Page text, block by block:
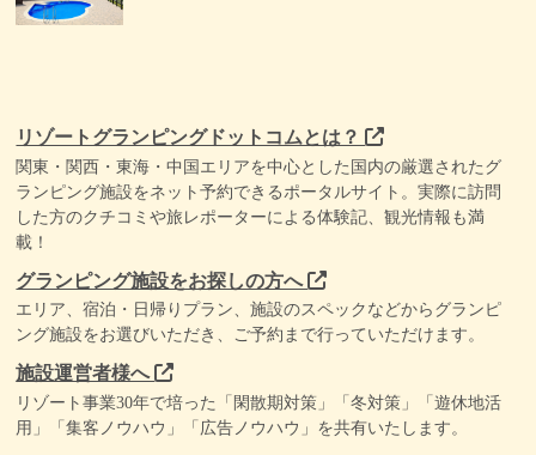
リゾートグランピングドットコムとは？
関東・関西・東海・中国エリアを中心とした国内の厳選されたグ
ランピング施設をネット予約できるポータルサイト。実際に訪問
した方のクチコミや旅レポーターによる体験記、観光情報も満
載！
グランピング施設をお探しの方へ
エリア、宿泊・日帰りプラン、施設のスペックなどからグランピ
ング施設をお選びいただき、ご予約まで行っていただけます。
施設運営者様へ
リゾート事業30年で培った「閑散期対策」「冬対策」「遊休地活
用」「集客ノウハウ」「広告ノウハウ」を共有いたします。